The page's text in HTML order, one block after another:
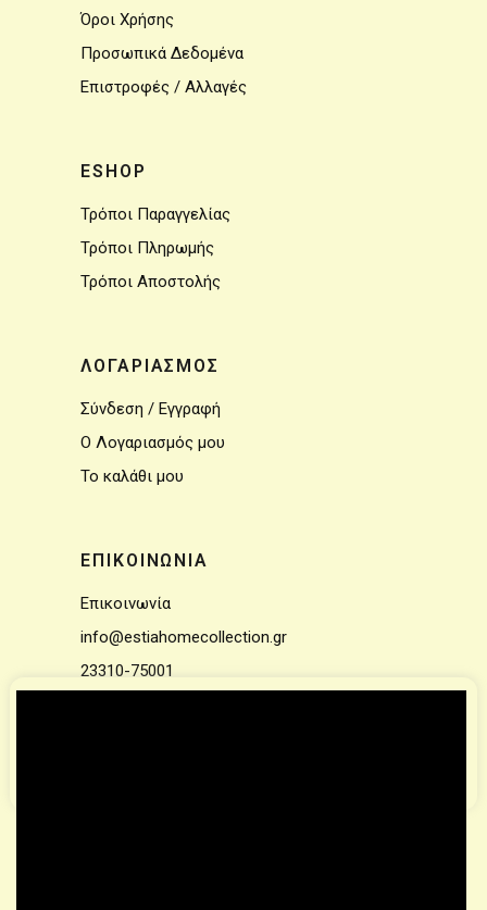
Όροι Χρήσης
Προσωπικά Δεδομένα
Επιστροφές / Αλλαγές
ESHOP
Τρόποι Παραγγελίας
Τρόποι Πληρωμής
Τρόποι Αποστολής
ΛΟΓΑΡΙΑΣΜΟΣ
Σύνδεση / Εγγραφή
Ο Λογαριασμός μου
Το καλάθι μου
ΕΠΙΚΟΙΝΩΝΙΑ
Επικοινωνία
info@estiahomecollection.gr
23310-75001